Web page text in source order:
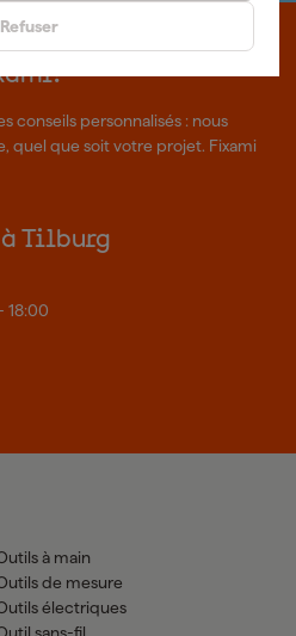
Refuser
conseils personnalisés : nous
quel que soit votre projet. Fixami
Tilburg
18:00
à main
de mesure
électriques
sans-fil